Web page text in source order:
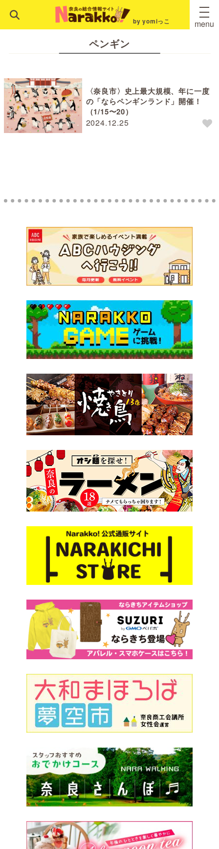
by yomiっこ menu
ペンギン
2024.12.25
〈奈良市〉史上最大規模、年に一度
の「ならペンギンランド」開催！
（1/15〜20）